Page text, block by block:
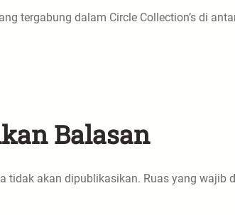
tergabung dalam Circle Collection’s di
Balasan
tidak akan dipublikasikan. Ruas yang wajib